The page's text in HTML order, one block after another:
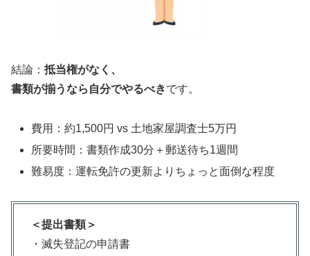
結論： 抵当権がなく、
書類が揃うなら自分でやるべきです。
費用：約1,500円 vs 土地家屋調査士5万円
所要時間：書類作成30分＋郵送待ち1週間
難易度：運転免許の更新よりちょっと面倒な程度
＜提出書類＞
・滅失登記の申請書